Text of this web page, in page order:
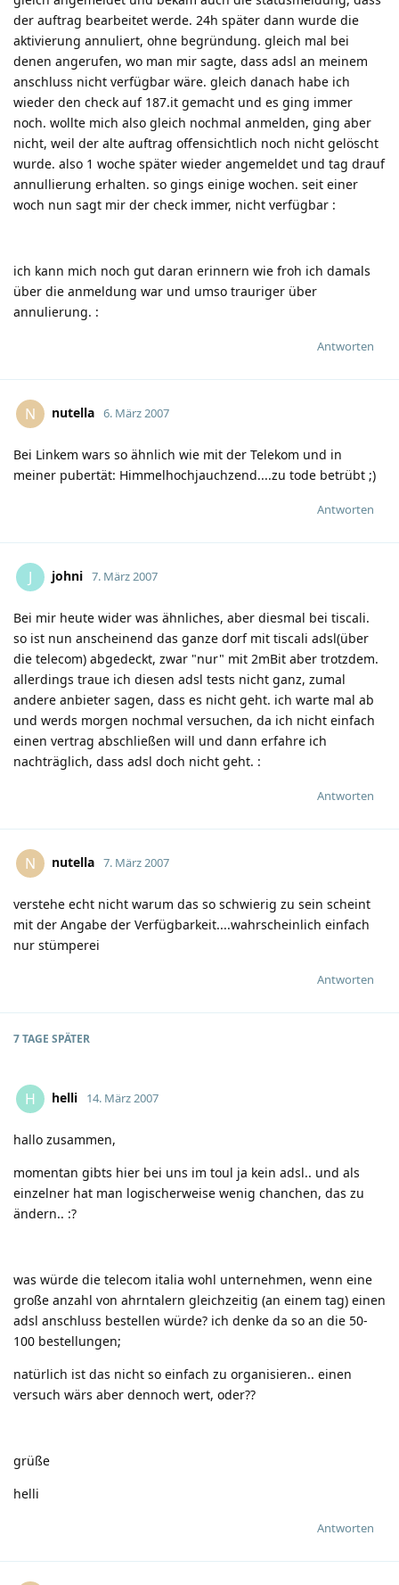
der auftrag bearbeitet werde. 24h später dann wurde die
aktivierung annuliert, ohne begründung. gleich mal bei
denen angerufen, wo man mir sagte, dass adsl an meinem
anschluss nicht verfügbar wäre. gleich danach habe ich
wieder den check auf 187.it gemacht und es ging immer
noch. wollte mich also gleich nochmal anmelden, ging aber
nicht, weil der alte auftrag offensichtlich noch nicht gelöscht
wurde. also 1 woche später wieder angemeldet und tag drauf
annullierung erhalten. so gings einige wochen. seit einer
woch nun sagt mir der check immer, nicht verfügbar :
ich kann mich noch gut daran erinnern wie froh ich damals
über die anmeldung war und umso trauriger über
annulierung. :
Antworten
N nutella 6. März 2007
Bei Linkem wars so ähnlich wie mit der Telekom und in
meiner pubertät: Himmelhochjauchzend....zu tode betrübt ;)
Antworten
J johni 7. März 2007
Bei mir heute wider was ähnliches, aber diesmal bei tiscali.
so ist nun anscheinend das ganze dorf mit tiscali adsl(über
die telecom) abgedeckt, zwar "nur" mit 2mBit aber trotzdem.
allerdings traue ich diesen adsl tests nicht ganz, zumal
andere anbieter sagen, dass es nicht geht. ich warte mal ab
und werds morgen nochmal versuchen, da ich nicht einfach
einen vertrag abschließen will und dann erfahre ich
nachträglich, dass adsl doch nicht geht. :
Antworten
N nutella 7. März 2007
verstehe echt nicht warum das so schwierig zu sein scheint
mit der Angabe der Verfügbarkeit....wahrscheinlich einfach
nur stümperei
Antworten
7 TAGE SPÄTER
H helli 14. März 2007
hallo zusammen,
momentan gibts hier bei uns im toul ja kein adsl.. und als
einzelner hat man logischerweise wenig chanchen, das zu
ändern.. :?
was würde die telecom italia wohl unternehmen, wenn eine
große anzahl von ahrntalern gleichzeitig (an einem tag) einen
adsl anschluss bestellen würde? ich denke da so an die 50-
100 bestellungen;
natürlich ist das nicht so einfach zu organisieren.. einen
versuch wärs aber dennoch wert, oder??
grüße
helli
Antworten